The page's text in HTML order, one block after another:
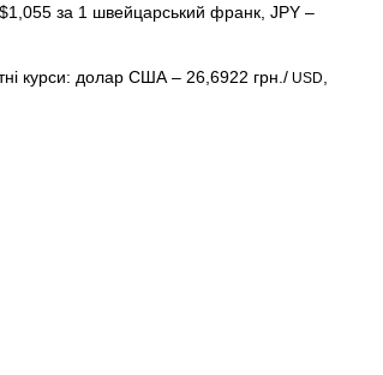
за 1 швейцарський франк, JPY –
курси: долар США – 26,6922 грн./ USD